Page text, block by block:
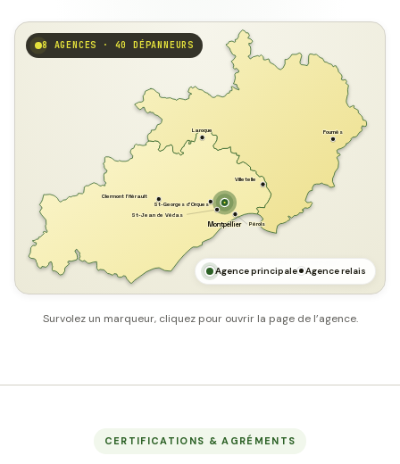
Montpellier Pérols
Laroque Fournès
Villetelle
St-Georges d'Orques
Clermont l'Hérault
St-Jean de Védas
8 AGENCES · 40 DÉPANNEURS
Agence principale Agence relais
Survolez un marqueur, cliquez pour ouvrir la page de l’agence.
CERTIFICATIONS & AGRÉMENTS